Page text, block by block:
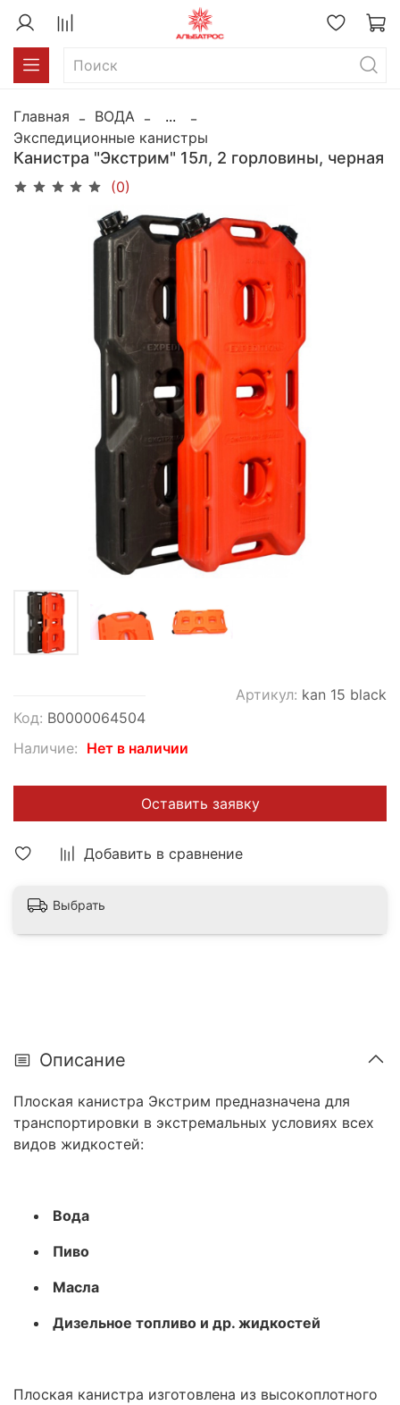
Главная ВОДА
...
Экспедиционные канистры
Канистра "Экстрим" 15л, 2 горловины, черная
(0)
Добавить в сравнение
Код: В0000064504
Артикул: kan 15 black
Наличие: Нет в наличии
Оставить заявку
Выбрать
Описание
Плоская канистра Экстрим предназначена для
транспортировки в экстремальных условиях всех
видов жидкостей:
Вода
Пиво
Масла
Дизельное топливо и др. жидкостей
Плоская канистра изготовлена из высокоплотного